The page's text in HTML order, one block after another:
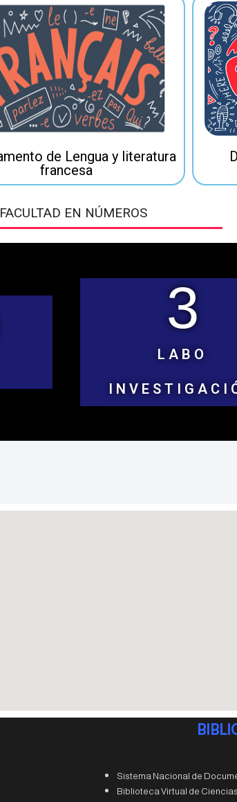
de Lengua y literatura
francesa
EN NÚMEROS
3
LABO
Sistema Nacional de
Biblioteca Virtual de